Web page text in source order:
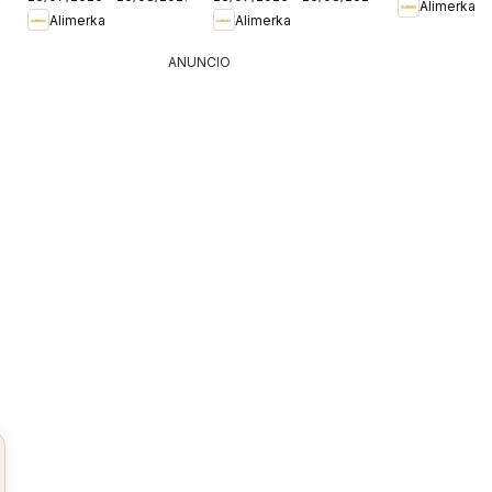
Alimerka
Alimerka
Alimerka
ANUNCIO